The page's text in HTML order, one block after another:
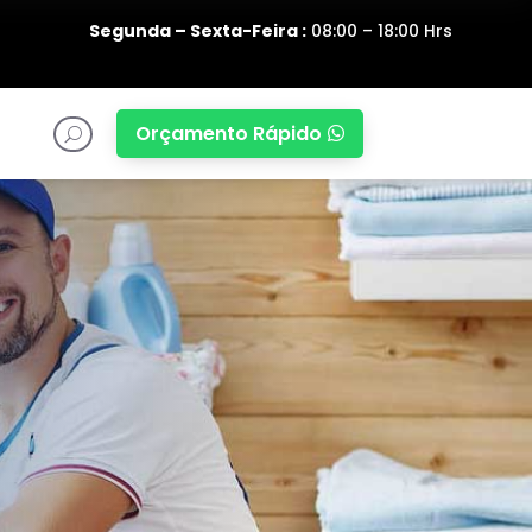
Segunda – Sexta-Feira :08:00 – 18:00 Hrs
U Orçamento Rápido 